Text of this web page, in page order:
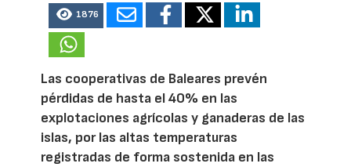
1876
Las cooperativas de Baleares prevén
pérdidas de hasta el 40% en las
explotaciones agrícolas y ganaderas de las
islas, por las altas temperaturas
registradas de forma sostenida en las